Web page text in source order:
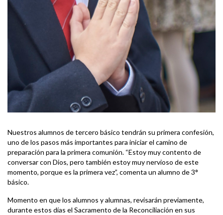
Nuestros alumnos de tercero básico tendrán su primera confesión,
uno de los pasos más importantes para iniciar el camino de
preparación para la primera comunión. “Estoy muy contento de
conversar con Dios, pero también estoy muy nervioso de este
momento, porque es la primera vez”, comenta un alumno de 3°
básico.
Momento en que los alumnos y alumnas, revisarán previamente,
durante estos días el Sacramento de la Reconciliación en sus